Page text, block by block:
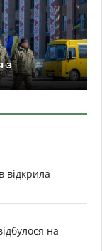
з
відкрила
на